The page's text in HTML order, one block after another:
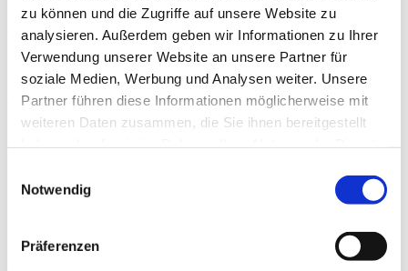
zu können und die Zugriffe auf unsere Website zu
analysieren. Außerdem geben wir Informationen zu Ihrer
Verwendung unserer Website an unsere Partner für
soziale Medien, Werbung und Analysen weiter. Unsere
Partner führen diese Informationen möglicherweise mit
weiteren Daten zusammen, die Sie ihnen bereitgestellt
Notwendig
Präferenzen
Artikel:SME 01/20
Hyaluronsäure im (Leistungs-) Sport
APPLIKATION By Fidia Pharma GmbH
Orthopäden und Unfall­chirurgen e.V. (VSOU)*
diskutierten. Experten der…